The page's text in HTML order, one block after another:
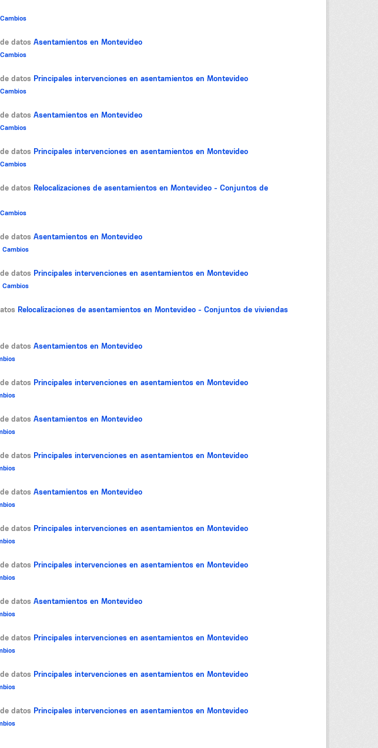
Cambios
datos Asentamientos en Montevideo
Cambios
datos Principales intervenciones en asentamientos en Montevideo
Cambios
datos Asentamientos en Montevideo
Cambios
datos Principales intervenciones en asentamientos en Montevideo
Cambios
datos Relocalizaciones de asentamientos en Montevideo - Conjuntos de
Cambios
datos Asentamientos en Montevideo
Cambios
datos Principales intervenciones en asentamientos en Montevideo
Cambios
Relocalizaciones de asentamientos en Montevideo - Conjuntos de viviendas
datos Asentamientos en Montevideo
datos Principales intervenciones en asentamientos en Montevideo
datos Asentamientos en Montevideo
datos Principales intervenciones en asentamientos en Montevideo
datos Asentamientos en Montevideo
datos Principales intervenciones en asentamientos en Montevideo
datos Principales intervenciones en asentamientos en Montevideo
datos Asentamientos en Montevideo
datos Principales intervenciones en asentamientos en Montevideo
datos Principales intervenciones en asentamientos en Montevideo
datos Principales intervenciones en asentamientos en Montevideo